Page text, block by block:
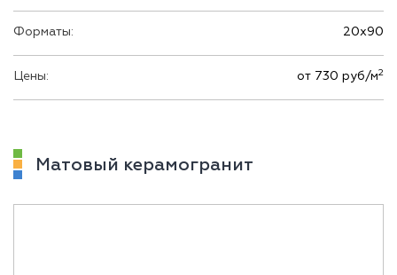
Форматы: 20х90
Цены: от 730 руб/м2
Матовый керамогранит